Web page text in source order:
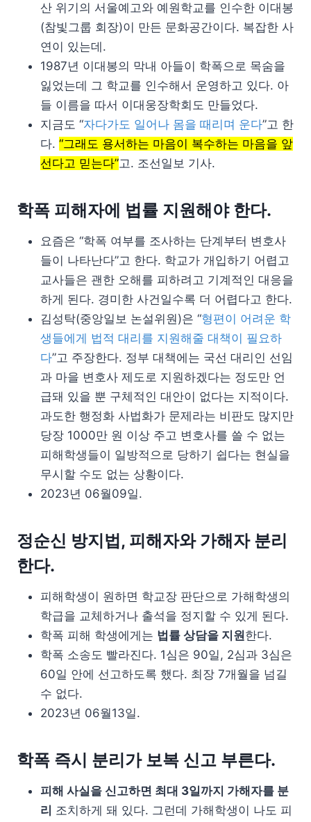
산 위기의 서울예고와 예원학교를 인수한 이대봉
(참빛그룹 회장)이 만든 문화공간이다. 복잡한 사
연이 있는데.
1987년 이대봉의 막내 아들이 학폭으로 목숨을
잃었는데 그 학교를 인수해서 운영하고 있다. 아
들 이름을 따서 이대웅장학회도 만들었다.
지금도 “자다가도 일어나 몸을 때리며 운다”고 한
다. “그래도 용서하는 마음이 복수하는 마음을 앞
선다고 믿는다”고. 조선일보 기사.
학폭 피해자에 법률 지원해야 한다.
요즘은 “학폭 여부를 조사하는 단계부터 변호사
들이 나타난다”고 한다. 학교가 개입하기 어렵고
교사들은 괜한 오해를 피하려고 기계적인 대응을
하게 된다. 경미한 사건일수록 더 어렵다고 한다.
김성탁(중앙일보 논설위원)은 “형편이 어려운 학
생들에게 법적 대리를 지원해줄 대책이 필요하
다”고 주장한다. 정부 대책에는 국선 대리인 선임
과 마을 변호사 제도로 지원하겠다는 정도만 언
급돼 있을 뿐 구체적인 대안이 없다는 지적이다.
과도한 행정화 사법화가 문제라는 비판도 많지만
당장 1000만 원 이상 주고 변호사를 쓸 수 없는
피해학생들이 일방적으로 당하기 쉽다는 현실을
무시할 수도 없는 상황이다.
2023년 06월09일.
정순신 방지법, 피해자와 가해자 분리
한다.
피해학생이 원하면 학교장 판단으로 가해학생의
학급을 교체하거나 출석을 정지할 수 있게 된다.
학폭 피해 학생에게는 법률 상담을 지원한다.
학폭 소송도 빨라진다. 1심은 90일, 2심과 3심은
60일 안에 선고하도록 했다. 최장 7개월을 넘길
수 없다.
2023년 06월13일.
학폭 즉시 분리가 보복 신고 부른다.
피해 사실을 신고하면 최대 3일까지 가해자를 분
리 조치하게 돼 있다. 그런데 가해학생이 나도 피